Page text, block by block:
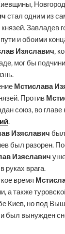
стал одним из
Завладев
и обоими
Изяславич,
мог бы
Мстислава
Против
союз, во главе
.
Изяславич был
был разорен.
Изяславич
руках врага.
время
а также
Киев, но под
был вынужден